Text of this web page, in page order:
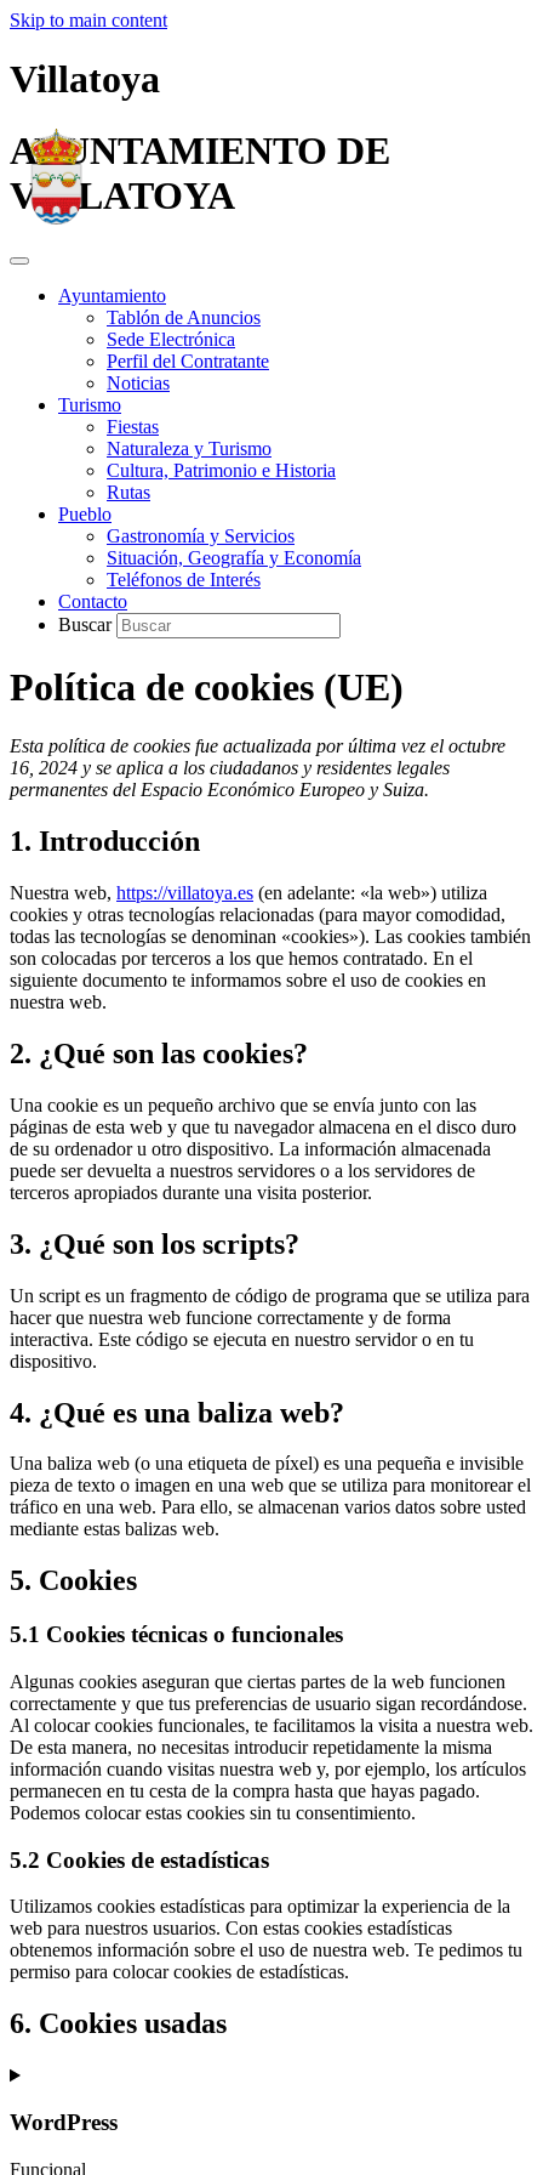
Skip to main content
Villatoya
AYUNTAMIENTO DE
VILLATOYA
Ayuntamiento
Tablón de Anuncios
Sede Electrónica
Perfil del Contratante
Noticias
Turismo
Fiestas
Naturaleza y Turismo
Cultura, Patrimonio e Historia
Rutas
Pueblo
Gastronomía y Servicios
Situación, Geografía y Economía
Teléfonos de Interés
Contacto
Buscar
Política de cookies (UE)
Esta política de cookies fue actualizada por última vez el octubre
16, 2024 y se aplica a los ciudadanos y residentes legales
permanentes del Espacio Económico Europeo y Suiza.
1. Introducción
Nuestra web, https://villatoya.es (en adelante: «la web») utiliza
cookies y otras tecnologías relacionadas (para mayor comodidad,
todas las tecnologías se denominan «cookies»). Las cookies también
son colocadas por terceros a los que hemos contratado. En el
siguiente documento te informamos sobre el uso de cookies en
nuestra web.
2. ¿Qué son las cookies?
Una cookie es un pequeño archivo que se envía junto con las
páginas de esta web y que tu navegador almacena en el disco duro
de su ordenador u otro dispositivo. La información almacenada
puede ser devuelta a nuestros servidores o a los servidores de
terceros apropiados durante una visita posterior.
3. ¿Qué son los scripts?
Un script es un fragmento de código de programa que se utiliza para
hacer que nuestra web funcione correctamente y de forma
interactiva. Este código se ejecuta en nuestro servidor o en tu
dispositivo.
4. ¿Qué es una baliza web?
Una baliza web (o una etiqueta de píxel) es una pequeña e invisible
pieza de texto o imagen en una web que se utiliza para monitorear el
tráfico en una web. Para ello, se almacenan varios datos sobre usted
mediante estas balizas web.
5. Cookies
5.1 Cookies técnicas o funcionales
Algunas cookies aseguran que ciertas partes de la web funcionen
correctamente y que tus preferencias de usuario sigan recordándose.
Al colocar cookies funcionales, te facilitamos la visita a nuestra web.
De esta manera, no necesitas introducir repetidamente la misma
información cuando visitas nuestra web y, por ejemplo, los artículos
permanecen en tu cesta de la compra hasta que hayas pagado.
Podemos colocar estas cookies sin tu consentimiento.
5.2 Cookies de estadísticas
Utilizamos cookies estadísticas para optimizar la experiencia de la
web para nuestros usuarios. Con estas cookies estadísticas
obtenemos información sobre el uso de nuestra web. Te pedimos tu
permiso para colocar cookies de estadísticas.
6. Cookies usadas
WordPress
Funcional